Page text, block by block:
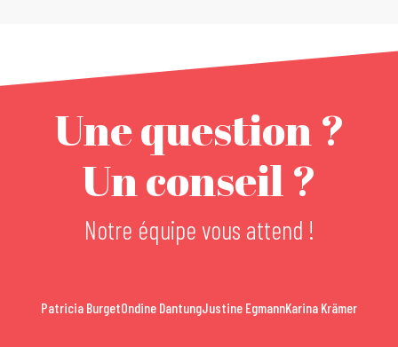
Une question ?
Un conseil ?
Notre équipe vous attend !
Patricia BurgetOndine DantungJustine EgmannKarina Krämer